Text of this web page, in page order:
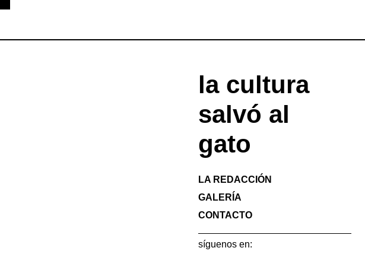
la cultura
salvó al
gato
LA REDACCIÓN
GALERÍA
CONTACTO
síguenos en: